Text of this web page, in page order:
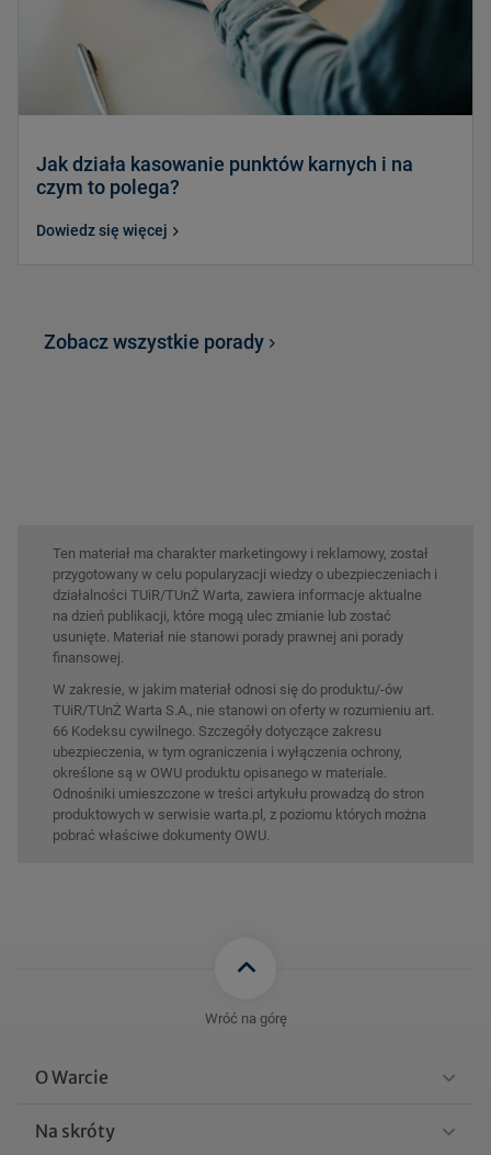
Jak działa kasowanie punktów karnych i na
czym to polega?
Dowiedz się więcej
Zobacz wszystkie porady
Ten materiał ma charakter marketingowy i reklamowy, został
przygotowany w celu popularyzacji wiedzy o ubezpieczeniach i
działalności TUiR/TUnŻ Warta, zawiera informacje aktualne
na dzień publikacji, które mogą ulec zmianie lub zostać
usunięte. Materiał nie stanowi porady prawnej ani porady
finansowej.
W zakresie, w jakim materiał odnosi się do produktu/-ów
TUiR/TUnŻ Warta S.A., nie stanowi on oferty w rozumieniu art.
66 Kodeksu cywilnego. Szczegóły dotyczące zakresu
ubezpieczenia, w tym ograniczenia i wyłączenia ochrony,
określone są w OWU produktu opisanego w materiale.
Odnośniki umieszczone w treści artykułu prowadzą do stron
produktowych w serwisie warta.pl, z poziomu których można
pobrać właściwe dokumenty OWU.
Wróć na górę
O Warcie
Na skróty